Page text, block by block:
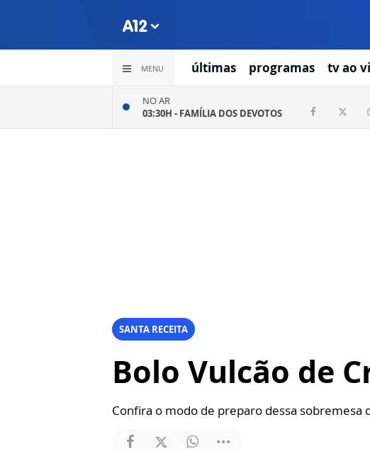
MENU últimas programas tv ao
NO AR
03:30H - FAMÍLIA DOS DEVOTOS
SANTA RECEITA
Bolo Vulcão de
Confira o modo de preparo dessa sobremesa